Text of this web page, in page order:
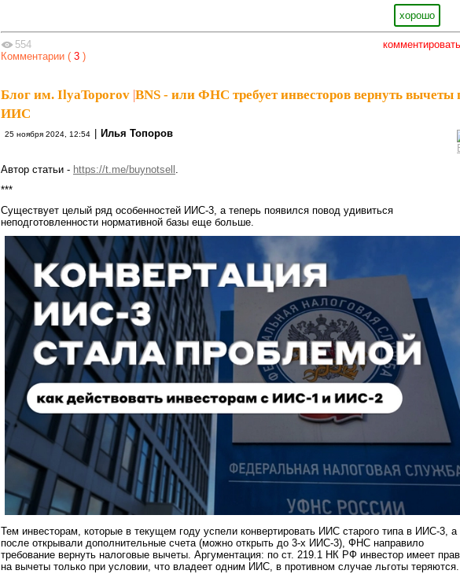
хорошо
комментировать
554
Комментарии ( 3 )
Блог им. IlyaToporov |BNS - или ФНС требует инвесторов вернуть вычеты
ИИС
25 ноября 2024, 12:54 Илья Топоров
Автор статьи - https://t.me/buynotsell .
***
Существует целый ряд особенностей ИИС-3, а теперь появился повод удивиться
неподготовленности нормативной базы еще больше.
Тем инвесторам, которые в текущем году успели конвертировать ИИС старого типа в ИИС-3, а
после открывали дополнительные счета (можно открыть до 3-х ИИС-3), ФНС направило
требование вернуть налоговые вычеты. Аргументация: по ст. 219.1 НК РФ инвестор имеет
на вычеты только при условии, что владеет одним ИИС, в противном случае льготы теряются.